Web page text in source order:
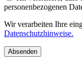
personenbezogenen
Wir verarbeiten Ihre
Datenschutzhinweise.
Absenden